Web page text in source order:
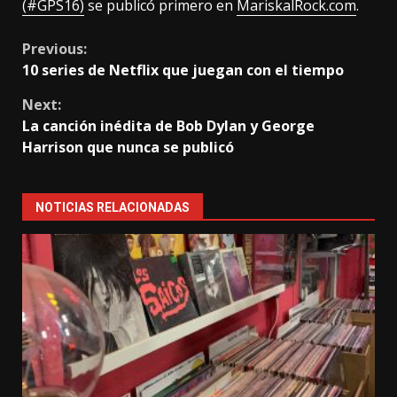
(#GPS16) se publicó primero en MariskalRock.com.
Continue
Previous:
10 series de Netflix que juegan con el tiempo
Next:
La canción inédita de Bob Dylan y George
Harrison que nunca se publicó
NOTICIAS RELACIONADAS